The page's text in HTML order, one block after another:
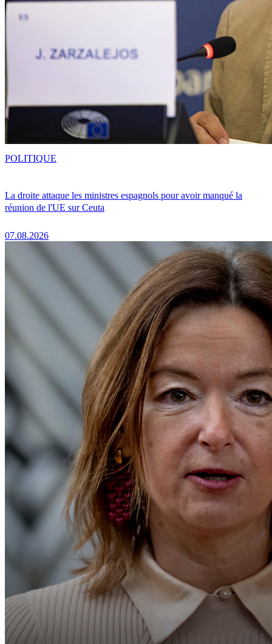
La droite attaque les ministres espagnols pour avoir manqué la
réunion de l'UE sur Ceuta
07.08.2026
POLITIQUE